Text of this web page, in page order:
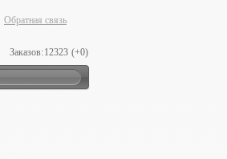
Обратная связь
Заказов:12323 (+0)